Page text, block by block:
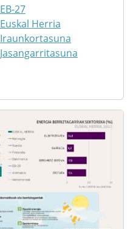
EB-27
Euskal Herria
Iraunkortasuna
Jasangarritasuna